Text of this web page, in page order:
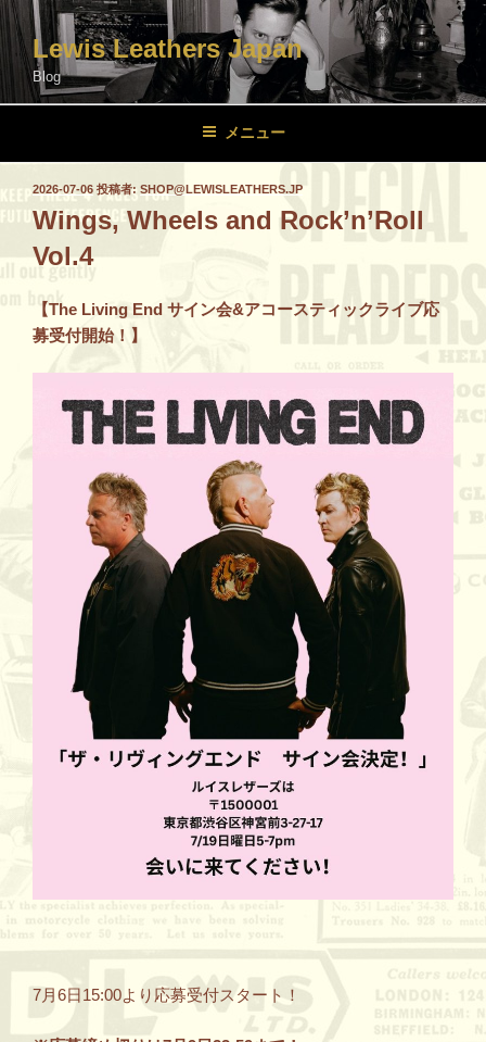
コ
ス
キ
Lewis Leathers Japan
Blog
メニュー
投
日:
2026-07-06 投稿者: SHOP@LEWISLEATHERS.JP
Wings, Wheels and Rock’n’Roll
Vol.4
【The Living End サイン会&アコースティックライブ応
募受付開始！】
7月6日15:00より応募受付スタート！